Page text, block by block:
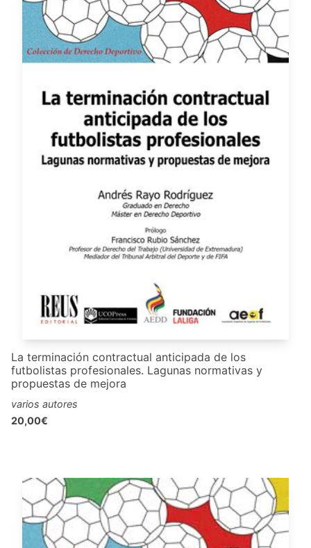
La terminación contractual anticipada de los
futbolistas profesionales. Lagunas normativas y
propuestas de mejora
varios autores
20,00€